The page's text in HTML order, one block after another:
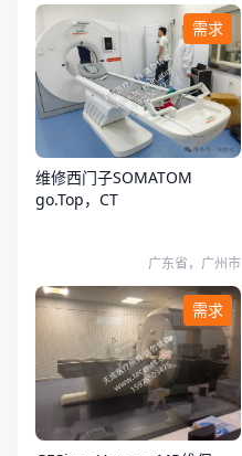
需求
维修西门子SOMATOM
go.Top，CT
广东省，广州市
需求